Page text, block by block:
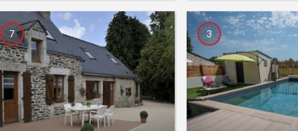
7 3